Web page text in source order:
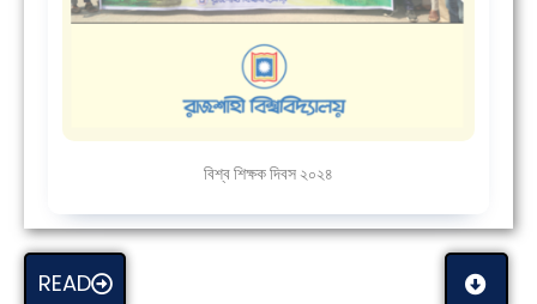
বিশ্ব শিক্ষক দিবস ২০২৪
READ